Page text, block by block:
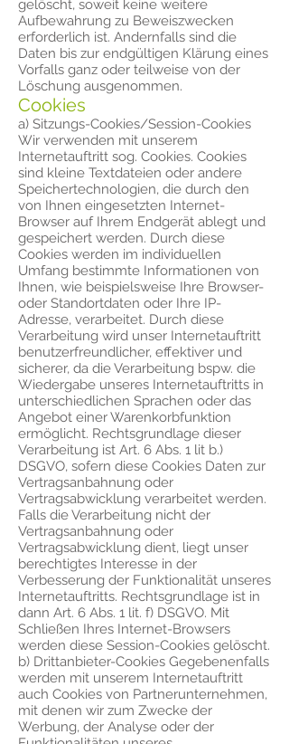
gelöscht, soweit keine weitere
Aufbewahrung zu Beweiszwecken
erforderlich ist. Andernfalls sind die
Daten bis zur endgültigen Klärung eines
Vorfalls ganz oder teilweise von der
Löschung ausgenommen.
Cookies
a) Sitzungs-Cookies/Session-Cookies
Wir verwenden mit unserem
Internetauftritt sog. Cookies. Cookies
sind kleine Textdateien oder andere
Speichertechnologien, die durch den
von Ihnen eingesetzten Internet-
Browser auf Ihrem Endgerät ablegt und
gespeichert werden. Durch diese
Cookies werden im individuellen
Umfang bestimmte Informationen von
Ihnen, wie beispielsweise Ihre Browser-
oder Standortdaten oder Ihre IP-
Adresse, verarbeitet. Durch diese
Verarbeitung wird unser Internetauftritt
benutzerfreundlicher, effektiver und
sicherer, da die Verarbeitung bspw. die
Wiedergabe unseres Internetauftritts in
unterschiedlichen Sprachen oder das
Angebot einer Warenkorbfunktion
ermöglicht. Rechtsgrundlage dieser
Verarbeitung ist Art. 6 Abs. 1 lit b.)
DSGVO, sofern diese Cookies Daten zur
Vertragsanbahnung oder
Vertragsabwicklung verarbeitet werden.
Falls die Verarbeitung nicht der
Vertragsanbahnung oder
Vertragsabwicklung dient, liegt unser
berechtigtes Interesse in der
Verbesserung der Funktionalität unseres
Internetauftritts. Rechtsgrundlage ist in
dann Art. 6 Abs. 1 lit. f) DSGVO. Mit
Schließen Ihres Internet-Browsers
werden diese Session-Cookies gelöscht.
b) Drittanbieter-Cookies Gegebenenfalls
werden mit unserem Internetauftritt
auch Cookies von Partnerunternehmen,
mit denen wir zum Zwecke der
Werbung, der Analyse oder der